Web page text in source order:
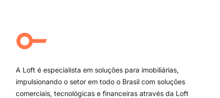
Campo Belo
Ipiranga
Paraíso
Itaim Bibi
A Loft é especialista em soluções para imobiliárias,
impulsionando o setor em todo o Brasil com soluções
comerciais, tecnológicas e financeiras através da Loft